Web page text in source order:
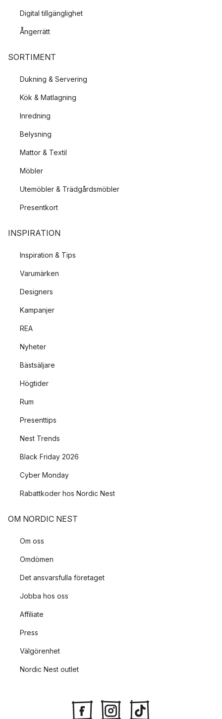
Digital tillgänglighet
Ångerrätt
SORTIMENT
Dukning & Servering
Kök & Matlagning
Inredning
Belysning
Mattor & Textil
Möbler
Utemöbler & Trädgårdsmöbler
Presentkort
INSPIRATION
Inspiration & Tips
Varumärken
Designers
Kampanjer
REA
Nyheter
Bästsäljare
Högtider
Rum
Presenttips
Nest Trends
Black Friday 2026
Cyber Monday
Rabattkoder hos Nordic Nest
OM NORDIC NEST
Om oss
Omdömen
Det ansvarsfulla företaget
Jobba hos oss
Affiliate
Press
Välgörenhet
Nordic Nest outlet